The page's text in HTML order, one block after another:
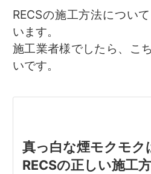
RECSの施工方法につい
います。
施工業者様でしたら、こ
いです。
真っ白な煙モクモ
RECSの正しい施工